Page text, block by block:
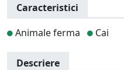
Caracteristici
Animale ferma
Cai
Descriere